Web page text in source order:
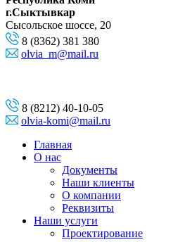
г.Сыктывкар
Сысольское шоссе, 20
8 (8362) 381 380
olvia_m@mail.ru
8 (8212) 40-10-05
olvia-komi@mail.ru
Главная
О нас
Документы
Наши клиенты
О компании
Реквизиты
Наши услуги
Проектирование